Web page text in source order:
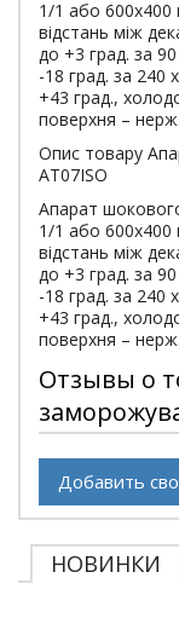
1/1 або 600х400
відстань між
до +3 град. за
-18 град. за 240
+43 град.,
поверхня –
Опис товару
AT07ISO
Апарат
1/1 або 600х400
відстань між
до +3 град. за
-18 град. за 240
+43 град.,
поверхня –
Отзывы о
Добавить
НОВИНКИ